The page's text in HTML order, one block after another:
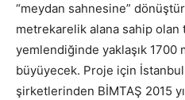
“meydan sahnesine”
metrekarelik alana sahip olan
yemlendiğinde yaklaşık 1700
büyüyecek. Proje için
şirketlerinden BİMTAŞ 2015